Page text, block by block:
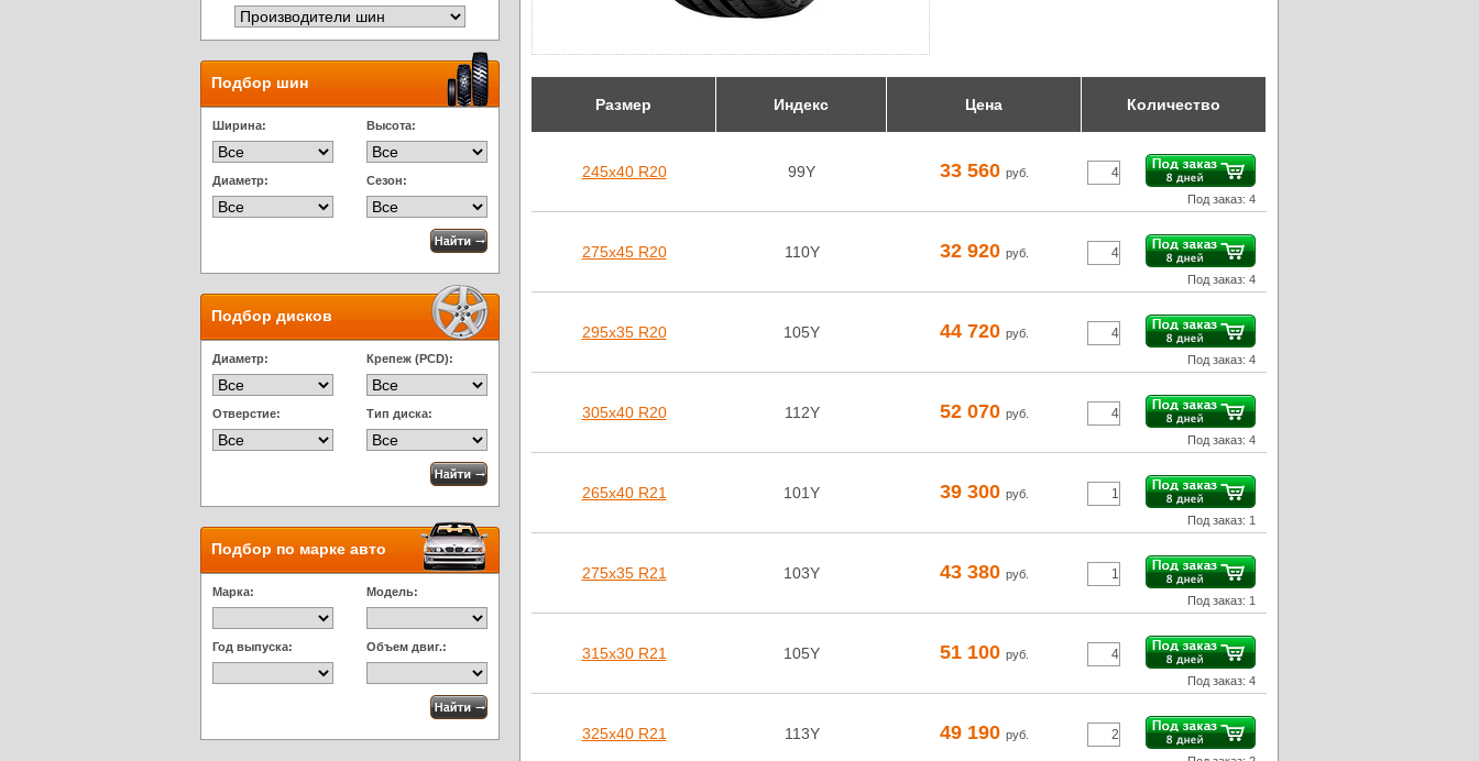
Подбор шин
Ширина: Высота:
Диаметр: Сезон:
Подбор дисков
Диаметр: Крепеж (PCD):
Отверстие: Тип диска:
Подбор по марке авто
Марка: Модель:
Год выпуска: Объем двиг.:
Размер Индекс Цена Количество
245х40 R20 99Y 33 560 руб.
Под заказ: 4
275х45 R20 110Y 32 920 руб.
Под заказ: 4
295х35 R20 105Y 44 720 руб.
Под заказ: 4
305х40 R20 112Y 52 070 руб.
Под заказ: 4
265х40 R21 101Y 39 300 руб.
Под заказ: 1
275х35 R21 103Y 43 380 руб.
Под заказ: 1
315х30 R21 105Y 51 100 руб.
Под заказ: 4
325х40 R21 113Y 49 190 руб.